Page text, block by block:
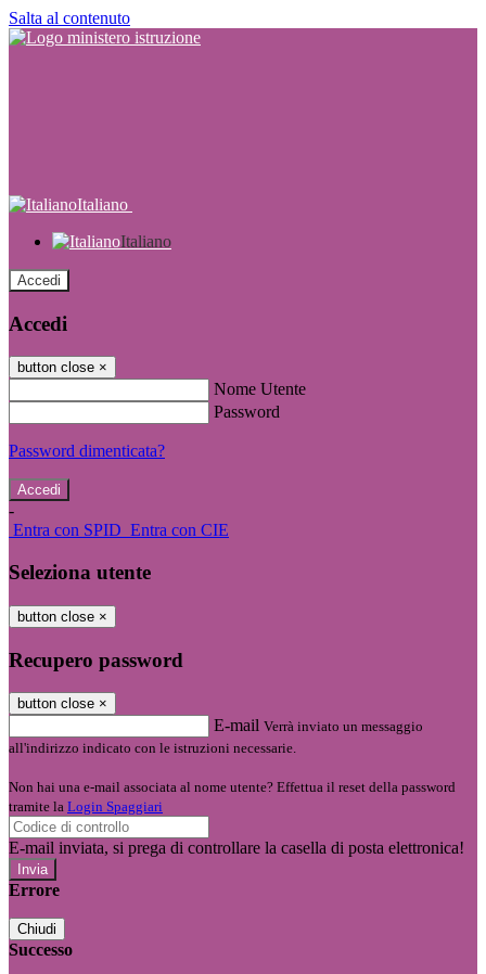
Salta al contenuto
Italiano
Italiano
Accedi
Accedi
button close ×
Nome Utente
Password
Password dimenticata?
-
Entra con SPID Entra con CIE
Seleziona utente
button close ×
Recupero password
button close ×
E-mail Verrà inviato un messaggio
all'indirizzo indicato con le istruzioni necessarie.
Non hai una e-mail associata al nome utente? Effettua il reset della password
tramite la Login Spaggiari
E-mail inviata, si prega di controllare la casella di posta elettronica!
Errore
Chiudi
Successo